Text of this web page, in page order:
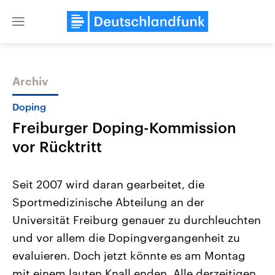
Close
Themen
Landtagswahl Sachsen-Anhalt
2026
Alle Informationen
Sachsen-Anhalt wählt am 6.
September 2026 einen neuen
Landtag. Seit 2021 wird das
Bundesland von einer Koalition aus
Aktuelle Beiträge,
Hintergründe
Wirtschaftlich und
gehören die Vereinigten
den mächtigsten Ländern
mit großem Einfluss auf
Archiv
Doping
Freiburger Doping-Kommission
vor Rücktritt
Seit 2007 wird daran gearbeitet, die
Sportmedizinische Abteilung an der
Universität Freiburg genauer zu durchleuchten
und vor allem die Dopingvergangenheit zu
evaluieren. Doch jetzt könnte es am Montag